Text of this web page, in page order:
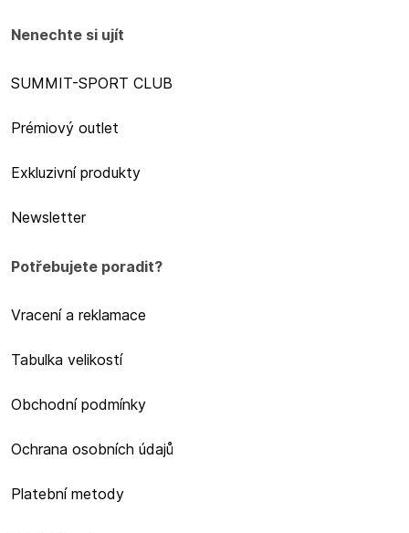
Nenechte si ujít
SUMMIT-SPORT CLUB
Prémiový outlet
Exkluzivní produkty
Newsletter
Potřebujete poradit?
Vracení a reklamace
Tabulka velikostí
Obchodní podmínky
Ochrana osobních údajů
Platební metody